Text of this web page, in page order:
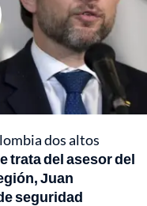
dos altos
trata del asesor del
Juan
seguridad